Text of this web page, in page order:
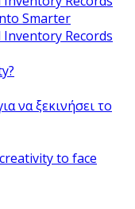
Smarter
Inventory Records
να ξεκινήσει το
to face